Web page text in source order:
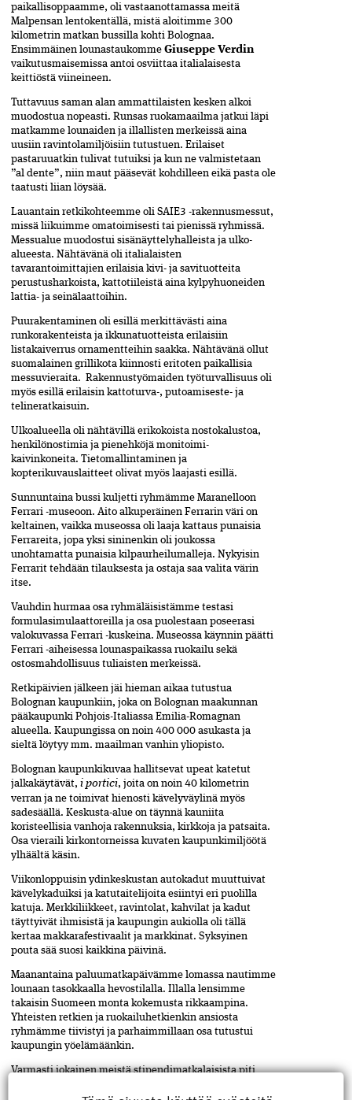
paikallisoppaamme, oli vastaanottamassa meitä
Malpensan lentokentällä, mistä aloitimme 300
kilometrin matkan bussilla kohti Bolognaa.
Ensimmäinen lounastaukomme Giuseppe Verdin
vaikutusmaisemissa antoi osviittaa italialaisesta
keittiöstä viineineen.
Tuttavuus saman alan ammattilaisten kesken alkoi
muodostua nopeasti. Runsas ruokamaailma jatkui läpi
matkamme lounaiden ja illallisten merkeissä aina
uusiin ravintolamiljöisiin tutustuen. Erilaiset
pastaruuatkin tulivat tutuiksi ja kun ne valmistetaan
”al dente”, niin maut pääsevät kohdilleen eikä pasta ole
taatusti liian löysää.
Lauantain retkikohteemme oli SAIE3 -rakennusmessut,
missä liikuimme omatoimisesti tai pienissä ryhmissä.
Messualue muodostui sisänäyttelyhalleista ja ulko-
alueesta. Nähtävänä oli italialaisten
tavarantoimittajien erilaisia kivi- ja savituotteita
perustusharkoista, kattotiileistä aina kylpyhuoneiden
lattia- ja seinälaattoihin.
Puurakentaminen oli esillä merkittävästi aina
runkorakenteista ja ikkunatuotteista erilaisiin
listakaiverrus ornamentteihin saakka. Nähtävänä ollut
suomalainen grillikota kiinnosti eritoten paikallisia
messuvieraita. Rakennustyömaiden työturvallisuus oli
myös esillä erilaisin kattoturva-, putoamiseste- ja
telineratkaisuin.
Ulkoalueella oli nähtävillä erikokoista nostokalustoa,
henkilönostimia ja pienehköjä monitoimi-
kaivinkoneita. Tietomallintaminen ja
kopterikuvauslaitteet olivat myös laajasti esillä.
Sunnuntaina bussi kuljetti ryhmämme Maranelloon
Ferrari -museoon. Aito alkuperäinen Ferrarin väri on
keltainen, vaikka museossa oli laaja kattaus punaisia
Ferrareita, jopa yksi sininenkin oli joukossa
unohtamatta punaisia kilpaurheilumalleja. Nykyisin
Ferrarit tehdään tilauksesta ja ostaja saa valita värin
itse.
Vauhdin hurmaa osa ryhmäläisistämme testasi
formulasimulaattoreilla ja osa puolestaan poseerasi
valokuvassa Ferrari -kuskeina. Museossa käynnin päätti
Ferrari -aiheisessa lounaspaikassa ruokailu sekä
ostosmahdollisuus tuliaisten merkeissä.
Retkipäivien jälkeen jäi hieman aikaa tutustua
Bolognan kaupunkiin, joka on Bolognan maakunnan
pääkaupunki Pohjois-Italiassa Emilia-Romagnan
alueella. Kaupungissa on noin 400 000 asukasta ja
sieltä löytyy mm. maailman vanhin yliopisto.
Bolognan kaupunkikuvaa hallitsevat upeat katetut
jalkakäytävät, i portici, joita on noin 40 kilometrin
verran ja ne toimivat hienosti kävelyväylinä myös
sadesäällä. Keskusta-alue on täynnä kauniita
koristeellisia vanhoja rakennuksia, kirkkoja ja patsaita.
Osa vieraili kirkontorneissa kuvaten kaupunkimiljöötä
ylhäältä käsin.
Viikonloppuisin ydinkeskustan autokadut muuttuivat
kävelykaduiksi ja katutaitelijoita esiintyi eri puolilla
katuja. Merkkiliikkeet, ravintolat, kahvilat ja kadut
täyttyivät ihmisistä ja kaupungin aukiolla oli tällä
kertaa makkarafestivaalit ja markkinat. Syksyinen
pouta sää suosi kaikkina päivinä.
Maanantaina paluumatkapäivämme lomassa nautimme
lounaan tasokkaalla hevostilalla. Illalla lensimme
takaisin Suomeen monta kokemusta rikkaampina.
Yhteisten retkien ja ruokailuhetkienkin ansiosta
ryhmämme tiivistyi ja parhaimmillaan osa tutustui
kaupungin yöelämäänkin.
Varmasti jokainen meistä stipendimatkalaisista piti